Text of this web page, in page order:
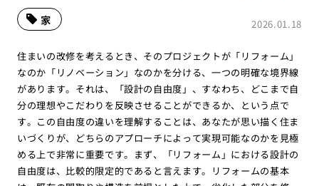
2026.01.18
家
住まいの改修を考えるとき、そのプロジェクトが「リフォーム」
なのか「リノベーション」なのかを分ける、一つの明確な境界線
があります。それは、「設計の自由度」、すなわち、どこまで自
分の理想やこだわりを反映させることができるか、という点で
す。この自由度の違いを理解することは、あなたが思い描く住ま
いづくりが、どちらのアプローチによって実現可能なのかを見極
める上で非常に重要です。まず、「リフォーム」における設計の
自由度は、比較的限定的であると言えます。リフォームの基本